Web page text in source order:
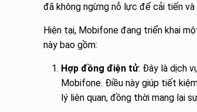
đã không ngừng nỗ lực để cải tiến
Hiện tại, Mobifone đang triển khai
này bao gồm:
Hợp đồng điện tử: Đây là dịch
Mobifone. Điều này giúp tiết
lý liên quan, đồng thời mang lại